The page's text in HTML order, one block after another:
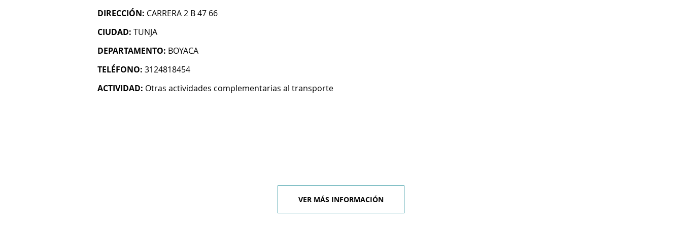
DIRECCIÓN: CARRERA 2 B 47 66
CIUDAD: TUNJA
DEPARTAMENTO: BOYACA
TELÉFONO: 3124818454
ACTIVIDAD: Otras actividades complementarias al transporte
VER MÁS INFORMACIÓN